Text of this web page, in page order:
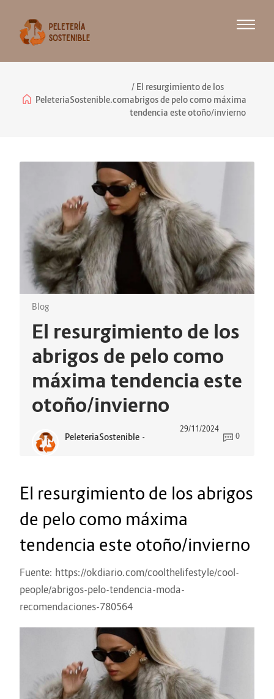
PeleteriaSostenible.com
El resurgimiento de los
abrigos de pelo como máxima
tendencia este otoño/invierno
Blog
El resurgimiento de los
abrigos de pelo como
máxima tendencia este
otoño/invierno
PeleteriaSostenible -
29/11/2024
0
El resurgimiento de los abrigos
de pelo como máxima
tendencia este otoño/invierno
Fuente: https://okdiario.com/coolthelifestyle/cool-
people/abrigos-pelo-tendencia-moda-
recomendaciones-780564